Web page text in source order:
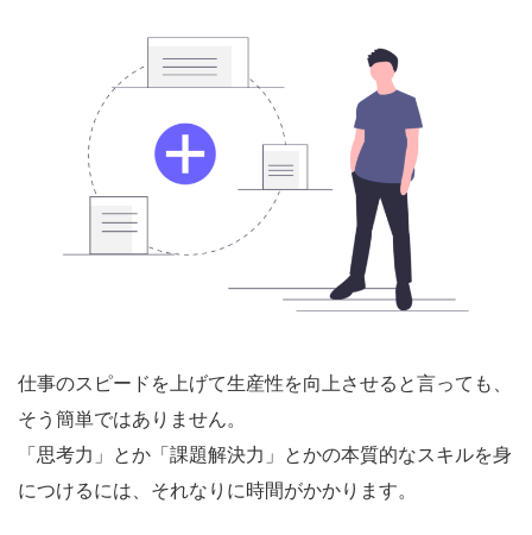
仕事のスピードを上げて生産性を向上させると言っても、
そう簡単ではありません。
「思考力」とか「課題解決力」とかの本質的なスキルを身
につけるには、それなりに時間がかかります。